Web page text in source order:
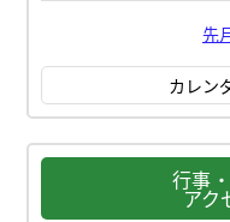
先
カレン
行事
アク